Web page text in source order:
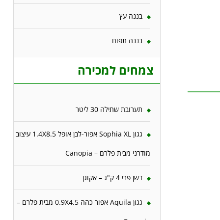
בננה עץ
בננה תפוח
צמחים למכירה
תערובת שתילה 30 ליטר
גגון Sophia XL אפור-לבן אופל 1.4X8.5 עיצוב
מודרני מבית פלרם – Canopia
דשן פרי 4 ק"ג – אקוגן
גגון Aquila אפור כהה 0.9X4.5 מבית פלרם –